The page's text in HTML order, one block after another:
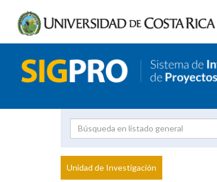
Proyecto
Investigador
Unidad de Investigación